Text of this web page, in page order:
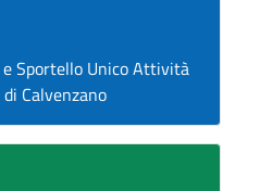
Sportello Unico Attività
Calvenzano